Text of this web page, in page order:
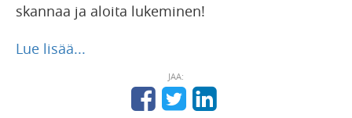
skannaa ja aloita lukeminen!
Lue lisää...
JAA: